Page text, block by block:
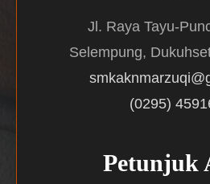
Jl. Raya Tayu-
Selempung,
(0295)
Petunjuk